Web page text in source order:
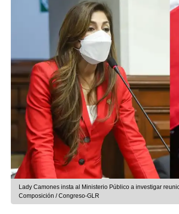
Lady Camones insta al Ministerio Público a investigar
Composición / Congreso-GLR